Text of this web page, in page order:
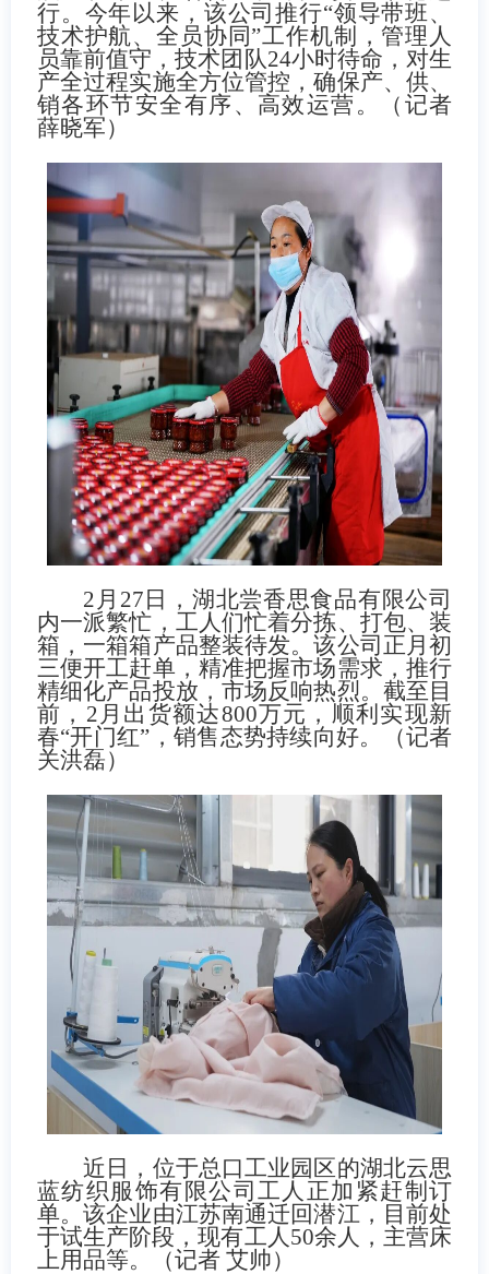
行。今年以来，该公司推行“领导带班、
技术护航、全员协同”工作机制，管理人
员靠前值守，技术团队24小时待命，对生
产全过程实施全方位管控，确保产、供、
销各环节安全有序、高效运营。（记者
薛晓军）
2 月 27 日，湖北尝香思食品有限公司
内一派繁忙，工人们忙着分拣、打包、装
箱，一箱箱产品整装待发。该公司正月初
三便开工赶单，精准把握市场需求，推行
精细化产品投放，市场反响热烈。截至目
前， 2 月出货额达800万元，顺利实现新
春“开门红”，销售态势持续向好。（记者
关洪磊）
近日，位于总口工业园区的湖北云思
蓝纺织服饰有限公司工人正加紧赶制订
单。该企业由江苏南通迁回潜江，目前处
于试生产阶段，现有工人50余人，主营床
上用品等。（记者 艾帅）